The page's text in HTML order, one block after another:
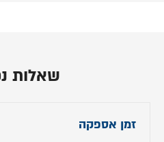
שאלות
זמן אספקה